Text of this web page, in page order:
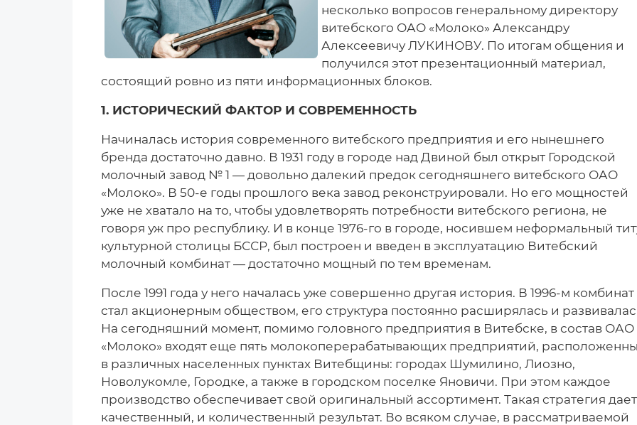
несколько вопросов генеральному директору
витебского ОАО «Молоко» Александру
Алексеевичу ЛУКИНОВУ. По итогам общения и
получился этот презентационный материал,
состоящий ровно из пяти информационных блоков.
1. ИСТОРИЧЕСКИЙ ФАКТОР И СОВРЕМЕННОСТЬ
Начиналась история современного витебского предприятия и его нынешнего
бренда достаточно давно. В 1931 году в городе над Двиной был открыт Городской
молочный завод № 1 — довольно далекий предок сегодняшнего витебского ОАО
«Молоко». В 50-е годы прошлого века завод реконструировали. Но его мощностей
уже не хватало на то, чтобы удовлетворять потребности витебского региона, не
говоря уж про республику. И в конце 1976-го в городе, носившем неформальный
культурной столицы БССР, был построен и введен в эксплуатацию Витебский
молочный комбинат — достаточно мощный по тем временам.
После 1991 года у него началась уже совершенно другая история. В 1996-м комбинат
стал акционерным обществом, его структура постоянно расширялась и
На сегодняшний момент, помимо головного предприятия в Витебске, в состав ОАО
«Молоко» входят еще пять молокоперерабатывающих предприятий,
в различных населенных пунктах Витебщины: городах Шумилино, Лиозно,
Новолукомле, Городке, а также в городском поселке Яновичи. При этом каждое
производство обеспечивает свой оригинальный ассортимент. Такая стратегия
качественный, и количественный результат. Во всяком случае, в рассматриваемой